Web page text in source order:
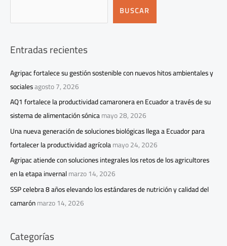
BUSCAR
Entradas recientes
Agripac fortalece su gestión sostenible con nuevos hitos ambientales y
socialesagosto 7, 2026
AQ1 fortalece la productividad camaronera en Ecuador a través de su
sistema de alimentación sónicamayo 28, 2026
Una nueva generación de soluciones biológicas llega a Ecuador para
fortalecer la productividad agrícolamayo 24, 2026
Agripac atiende con soluciones integrales los retos de los agricultores
en la etapa invernalmarzo 14, 2026
SSP celebra 8 años elevando los estándares de nutrición y calidad del
camarónmarzo 14, 2026
Categorías